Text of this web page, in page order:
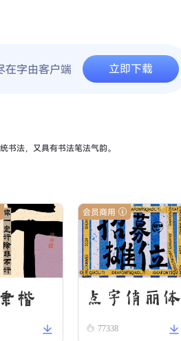
在字由客户端 立即下载
书法，又具有书法笔法气韵。
楷
会员商用
点字俏丽体
77338